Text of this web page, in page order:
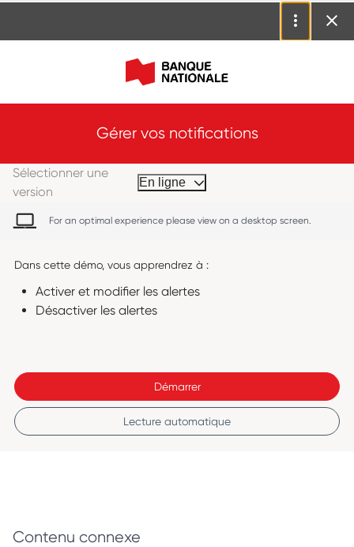
Gérer vos notifications
Sélectionner une
version
En ligne
For an optimal experience please view on a desktop screen.
Dans cette démo, vous apprendrez à :
Activer et modifier les alertes
Désactiver les alertes
Démarrer
Lecture automatique
Contenu connexe